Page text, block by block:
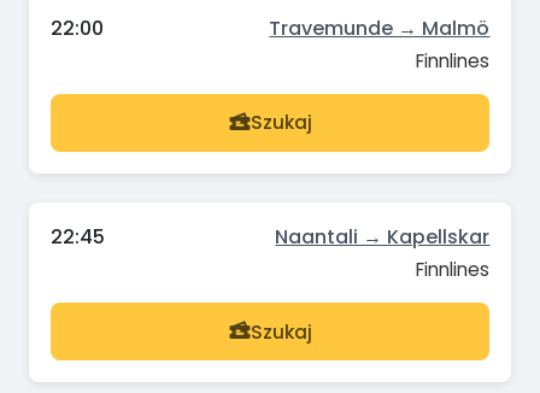
22:00 Travemunde → Malmö
Finnlines
Szukaj
22:45 Naantali → Kapellskar
Finnlines
Szukaj